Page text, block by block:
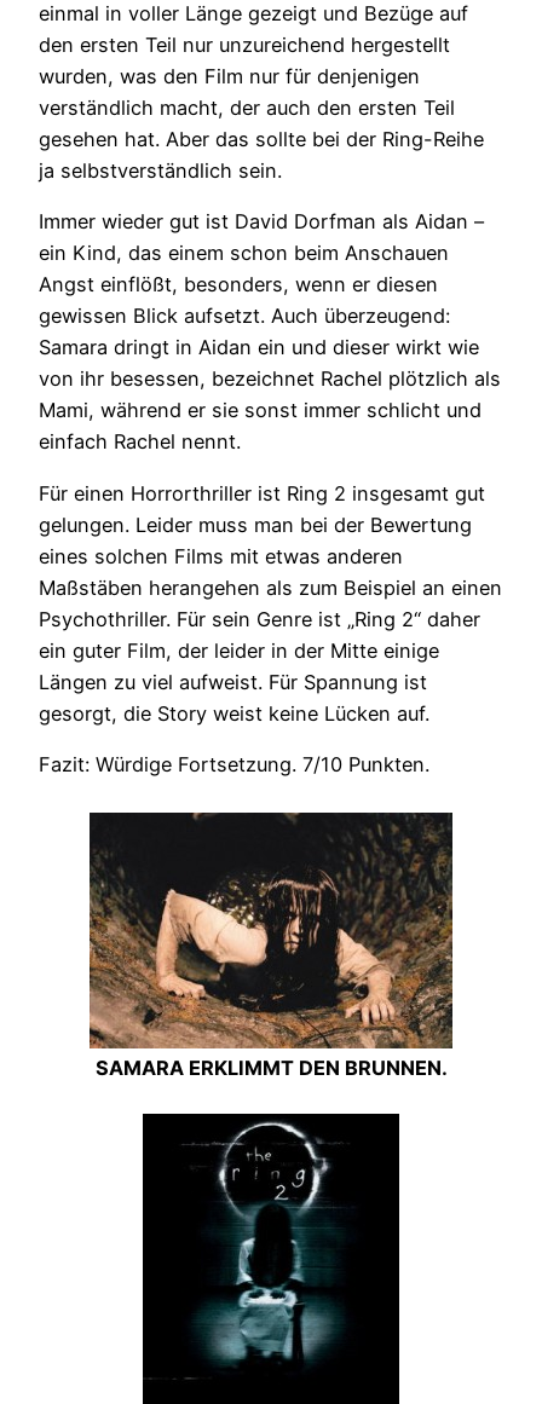
einmal in voller Länge gezeigt und Bezüge auf
den ersten Teil nur unzureichend hergestellt
wurden, was den Film nur für denjenigen
verständlich macht, der auch den ersten Teil
gesehen hat. Aber das sollte bei der Ring-Reihe
ja selbstverständlich sein.
Immer wieder gut ist David Dorfman als Aidan –
ein Kind, das einem schon beim Anschauen
Angst einflößt, besonders, wenn er diesen
gewissen Blick aufsetzt. Auch überzeugend:
Samara dringt in Aidan ein und dieser wirkt wie
von ihr besessen, bezeichnet Rachel plötzlich als
Mami, während er sie sonst immer schlicht und
einfach Rachel nennt.
Für einen Horrorthriller ist Ring 2 insgesamt gut
gelungen. Leider muss man bei der Bewertung
eines solchen Films mit etwas anderen
Maßstäben herangehen als zum Beispiel an einen
Psychothriller. Für sein Genre ist „Ring 2“ daher
ein guter Film, der leider in der Mitte einige
Längen zu viel aufweist. Für Spannung ist
gesorgt, die Story weist keine Lücken auf.
Fazit: Würdige Fortsetzung. 7/10 Punkten.
SAMARA ERKLIMMT DEN BRUNNEN.